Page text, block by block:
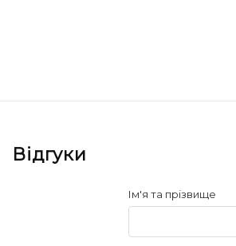
Відгуки
Ім'я та прізвище